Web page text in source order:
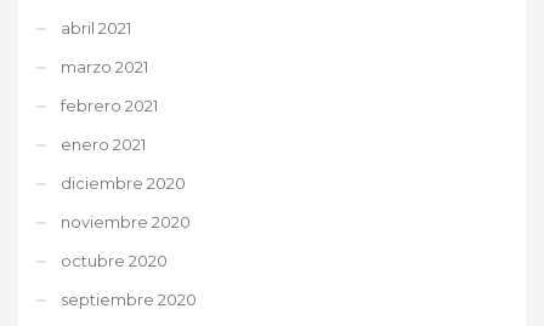
abril 2021
marzo 2021
febrero 2021
enero 2021
diciembre 2020
noviembre 2020
octubre 2020
septiembre 2020